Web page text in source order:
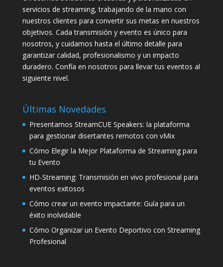
servicios de streaming, trabajando de la mano con
nuestros clientes para convertir sus metas en nuestros
objetivos. Cada transmisión y evento es único para
nosotros, y cuidamos hasta el último detalle para
garantizar calidad, profesionalismo y un impacto
duradero. Confía en nosotros para llevar tus eventos al
siguiente nivel.
Últimas Novedades
Presentamos StreamCUE Speakers: la plataforma
para gestionar disertantes remotos con vMix
Cómo Elegir la Mejor Plataforma de Streaming para
tu Evento
HD-Streaming: Transmisión en vivo profesional para
eventos exitosos
Cómo crear un evento impactante: Guía para un
éxito inolvidable
Cómo Organizar un Evento Deportivo con Streaming
Profesional